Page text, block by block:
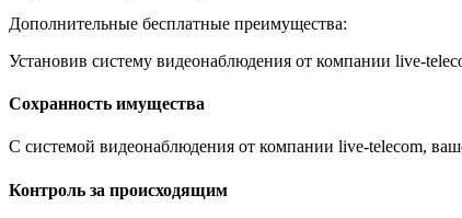
Дополнительные бесплатные преимущества:
Установив систему видеонаблюдения от компании live-
Сохранность имущества
С системой видеонаблюдения от компании live-telecom,
Контроль за происходящим